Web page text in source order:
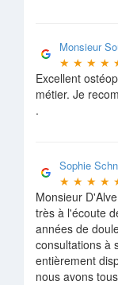
Monsieur
★ ★ ★ ★
Excellent
métier. Je
.
Sophie
★ ★ ★ ★
Monsieur
très à l'écoute
années de
consultations à
entièrement
nous avons